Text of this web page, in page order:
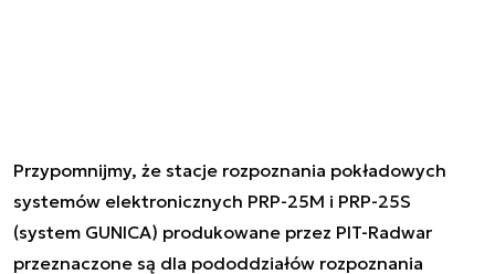
Przypomnijmy, że stacje rozpoznania pokładowych
systemów elektronicznych PRP-25M i PRP-25S
(system GUNICA) produkowane przez PIT-Radwar
przeznaczone są dla pododdziałów rozpoznania